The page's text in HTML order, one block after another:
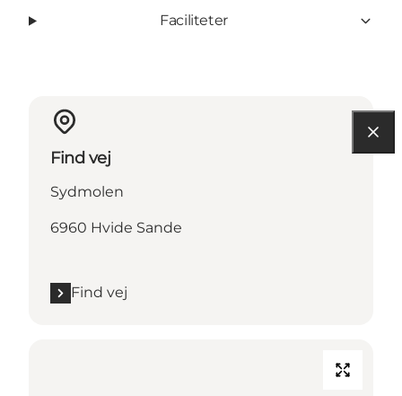
Faciliteter
Find vej
Sydmolen
6960 Hvide Sande
Find vej